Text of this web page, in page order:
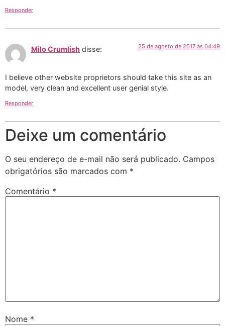
Responder
Milo Crumlish disse: 25 de agosto de 2017 às 04:49
I believe other website proprietors should take this site as an
model, very clean and excellent user genial style.
Responder
Deixe um comentário
O seu endereço de e-mail não será publicado. Campos
obrigatórios são marcados com *
Comentário *
Nome *